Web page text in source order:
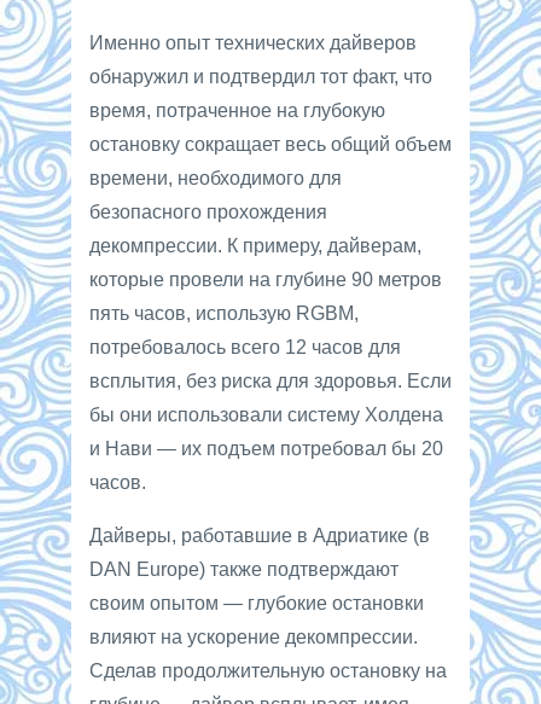
Именно опыт технических дайверов
обнаружил и подтвердил тот факт, что
время, потраченное на глубокую
остановку сокращает весь общий объем
времени, необходимого для
безопасного прохождения
декомпрессии. К примеру, дайверам,
которые провели на глубине 90 метров
пять часов, использую RGBM,
потребовалось всего 12 часов для
всплытия, без риска для здоровья. Если
бы они использовали систему Холдена
и Нави — их подъем потребовал бы 20
часов.
Дайверы, работавшие в Адриатике (в
DAN Europe) также подтверждают
своим опытом — глубокие остановки
влияют на ускорение декомпрессии.
Сделав продолжительную остановку на